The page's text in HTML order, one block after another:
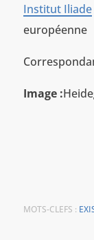
Institut Iliade
européenne
Image :
MOTS-CLEFS :